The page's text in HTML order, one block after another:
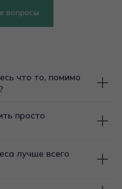
вопросы
что то, помимо
просто
лучше всего